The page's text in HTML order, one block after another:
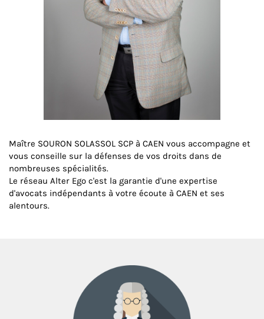
Maître SOURON SOLASSOL SCP à CAEN vous accompagne et
vous conseille sur la défenses de vos droits dans de
nombreuses spécialités.
Le réseau Alter Ego c'est la garantie d'une expertise
d'avocats indépendants à votre écoute à CAEN et ses
alentours.